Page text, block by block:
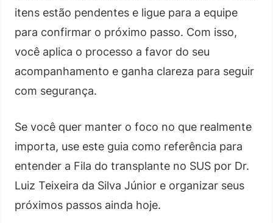
itens estão pendentes e ligue para a equipe
para confirmar o próximo passo. Com isso,
você aplica o processo a favor do seu
acompanhamento e ganha clareza para seguir
com segurança.
Se você quer manter o foco no que realmente
importa, use este guia como referência para
entender a Fila do transplante no SUS por Dr.
Luiz Teixeira da Silva Júnior e organizar seus
próximos passos ainda hoje.